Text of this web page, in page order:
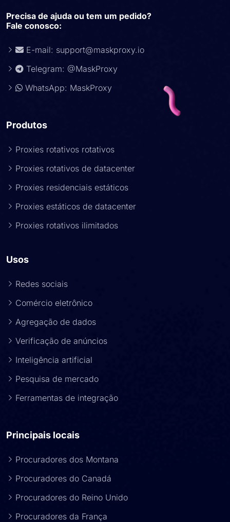
Precisa de ajuda ou tem um pedido?
Fale conosco:
E-mail: support@maskproxy.io
Telegram: @MaskProxy
WhatsApp: MaskProxy
Produtos
Proxies rotativos rotativos
Proxies rotativos de datacenter
Proxies residenciais estáticos
Proxies estáticos de datacenter
Proxies rotativos ilimitados
Usos
Redes sociais
Comércio eletrônico
Agregação de dados
Verificação de anúncios
Inteligência artificial
Pesquisa de mercado
Ferramentas de integração
Principais locais
Procuradores dos Montana
Procuradores do Canadá
Procuradores do Reino Unido
Procuradores da França